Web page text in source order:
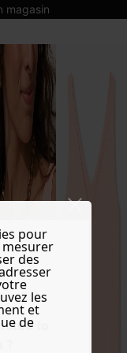
magasin
to
pour
des
les
et
de